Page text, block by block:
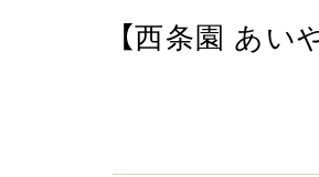
【西条園 あ